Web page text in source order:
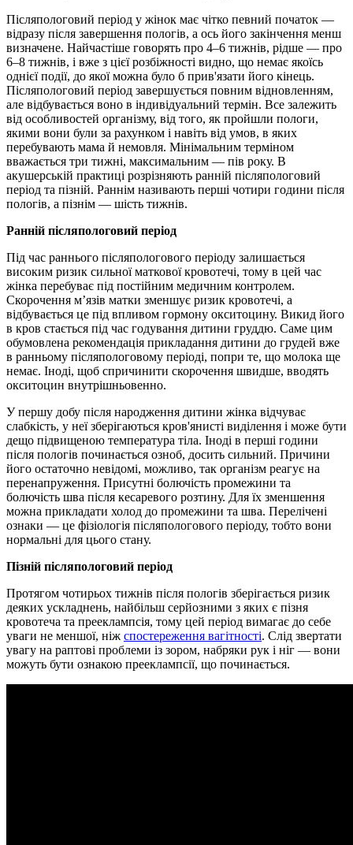
Післяпологовий період у жінок має чітко певний початок —
відразу після завершення пологів, а ось його закінчення менш
визначене. Найчастіше говорять про 4–6 тижнів, рідше — про
6–8 тижнів, і вже з цієї розбіжності видно, що немає якоїсь
однієї події, до якої можна було б прив'язати його кінець.
Післяпологовий період завершується повним відновленням,
але відбувається воно в індивідуальний термін. Все залежить
від особливостей організму, від того, як пройшли пологи,
якими вони були за рахунком і навіть від умов, в яких
перебувають мама й немовля. Мінімальним терміном
вважається три тижні, максимальним — пів року. В
акушерській практиці розрізняють ранній післяпологовий
період та пізній. Раннім називають перші чотири години після
пологів, а пізнім — шість тижнів.
Ранній післяпологовий період
Під час раннього післяпологового періоду залишається
високим ризик сильної маткової кровотечі, тому в цей час
жінка перебуває під постійним медичним контролем.
Скорочення м’язів матки зменшує ризик кровотечі, а
відбувається це під впливом гормону окситоцину. Викид його
в кров стається під час годування дитини груддю. Саме цим
обумовлена рекомендація прикладання дитини до грудей вже
в ранньому післяпологовому періоді, попри те, що молока ще
немає. Іноді, щоб спричинити скорочення швидше, вводять
окситоцин внутрішньовенно.
У першу добу після народження дитини жінка відчуває
слабкість, у неї зберігаються кров'янисті виділення і може бути
дещо підвищеною температура тіла. Іноді в перші години
після пологів починається озноб, досить сильний. Причини
його остаточно невідомі, можливо, так організм реагує на
перенапруження. Присутні болючість промежини та
болючість шва після кесаревого розтину. Для їх зменшення
можна прикладати холод до промежини та шва. Перелічені
ознаки — це фізіологія післяпологового періоду, тобто вони
нормальні для цього стану.
Пізній післяпологовий період
Протягом чотирьох тижнів після пологів зберігається ризик
деяких ускладнень, найбільш серйозними з яких є пізня
кровотеча та прееклампсія, тому цей період вимагає до себе
уваги не меншої, ніж спостереження вагітності. Слід звертати
увагу на раптові проблеми із зором, набряки рук і ніг — вони
можуть бути ознакою прееклампсії, що починається.